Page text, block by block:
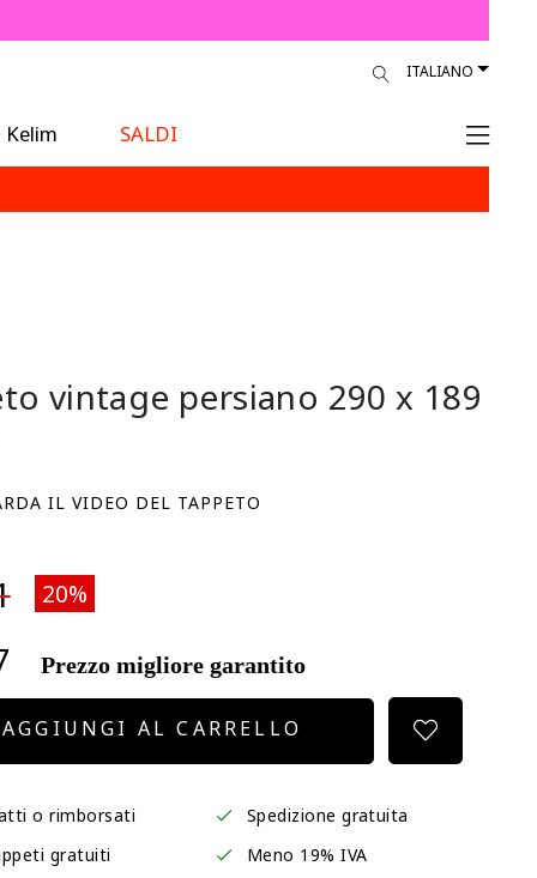
ITALIANO
Kelim
SALDI
vintage persiano 290 x 189
IL VIDEO DEL TAPPETO
20%
Prezzo migliore garantito
AGGIUNGI AL CARRELLO
o rimborsati
Spedizione gratuita
gratuiti
Meno 19% IVA